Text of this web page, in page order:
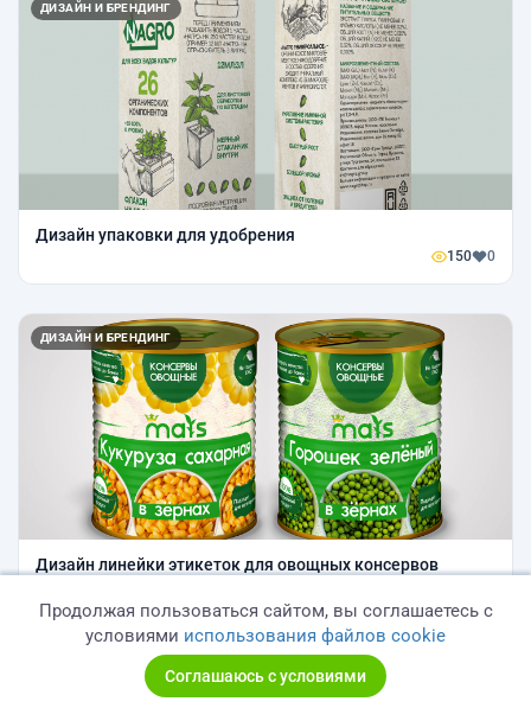
ДИЗАЙН И БРЕНДИНГ
Дизайн упаковки для удобрения
150 0
ДИЗАЙН И БРЕНДИНГ
Дизайн линейки этикеток для овощных консервов
ДИЗАЙН И БРЕНДИНГ
Продолжая пользоваться сайтом, вы соглашаетесь с
условиями использования файлов cookie
Соглашаюсь с условиями